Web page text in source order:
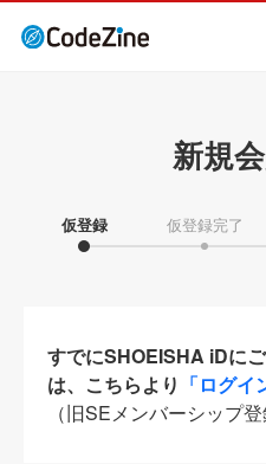
新規
仮登録 仮登録完了
すでにSHOEISHA iDに
は、こちらより 「ログイ
（旧SEメンバーシップ登